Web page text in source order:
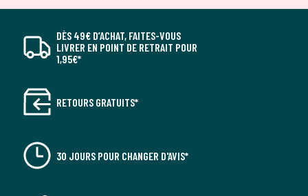
DÈS 49€ D’ACHAT, FAITES-VOUS
LIVRER EN POINT DE RETRAIT POUR
1,95€*
RETOURS GRATUITS*
30 JOURS POUR CHANGER D'AVIS*